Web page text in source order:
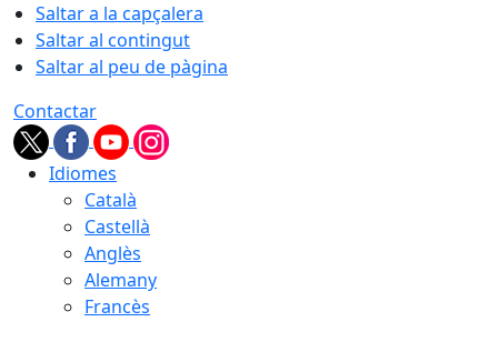
Saltar a la capçalera
Saltar al contingut
Saltar al peu de pàgina
Contactar
Idiomes
Català
Castellà
Anglès
Alemany
Francès